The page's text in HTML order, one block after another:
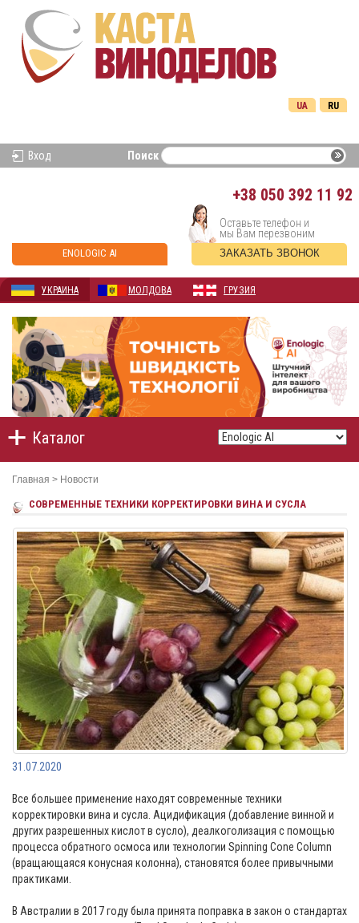
RU
UA
Вход Поиск
+38 050 392 11 92
ENOLOGIC AI
Оставьте телефон и
мы Вам перезвоним
ЗАКАЗАТЬ ЗВОНОК
УКРАИНА МОЛДОВА ГРУЗИЯ
Каталог
Главная > Новости
CОВРЕМЕННЫЕ ТЕХНИКИ КОРРЕКТИРОВКИ ВИНА И СУСЛА
31.07.2020
Все большее применение находят современные техники
корректировки вина и сусла. Ацидификация (добавление винной и
других разрешенных кислот в сусло), деалкоголизация с помощью
процесса обратного осмоса или технологии Spinning Cone Column
(вращающаяся конусная колонна), становятся более привычными
практиками.
В Австралии в 2017 году была принята поправка в закон о стандартах